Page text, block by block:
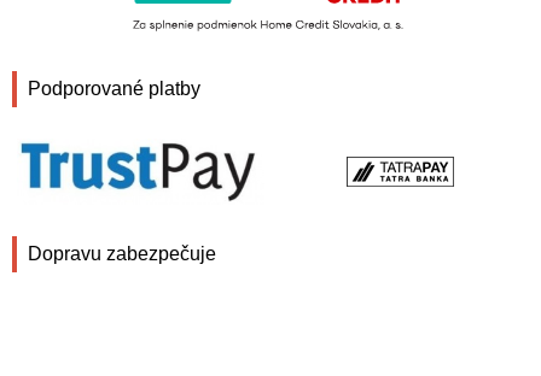
Podporované platby
Dopravu zabezpečuje